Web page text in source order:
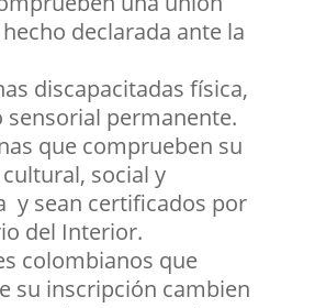
declarada ante la
discapacitadas física,
sensorial permanente.
que comprueben su
social y
y sean certificados por
del Interior.
colombianos que
su inscripción cambien